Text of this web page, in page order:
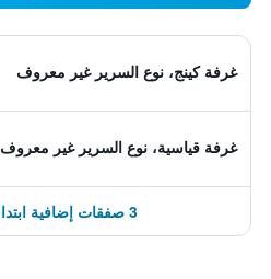
غرفة كينج، نوع السرير غير معروف
غرفة قياسية، نوع السرير غير معروف
3 صفقات إضافية ابتداءً من 563 ﷼